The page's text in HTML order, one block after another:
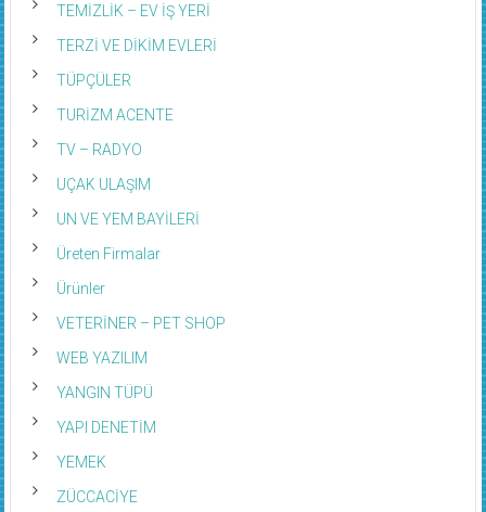
TEMİZLİK – EV İŞ YERİ
TERZİ VE DİKİM EVLERİ
TÜPÇÜLER
TURİZM ACENTE
TV – RADYO
UÇAK ULAŞIM
UN VE YEM BAYİLERİ
Üreten Firmalar
Ürünler
VETERİNER – PET SHOP
WEB YAZILIM
YANGIN TÜPÜ
YAPI DENETİM
YEMEK
ZÜCCACİYE